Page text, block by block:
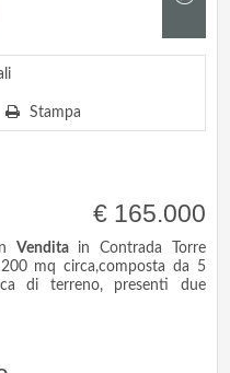
Stampa
€ 165.000
Venditain Contrada Torre
mq circa,composta da 5
di terreno, presenti due